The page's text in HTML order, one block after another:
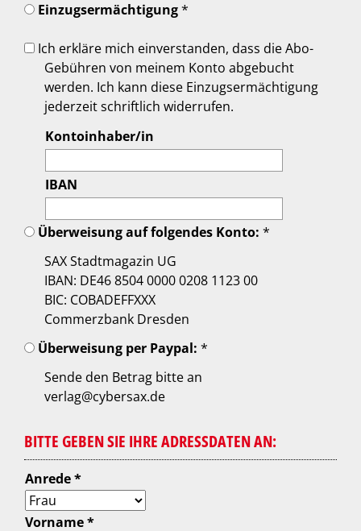
Einzugsermächtigung*
Ich erkläre mich einverstanden, dass die Abo-
Gebühren von meinem Konto abgebucht
werden. Ich kann diese Einzugsermächtigung
jederzeit schriftlich widerrufen.
Kontoinhaber/in
IBAN
Überweisung auf folgendes Konto: *
SAX Stadtmagazin UG
IBAN: DE46 8504 0000 0208 1123 00
BIC: COBADEFFXXX
Commerzbank Dresden
Überweisung per Paypal: *
Sende den Betrag bitte an
verlag@cybersax.de
BITTE GEBEN SIE IHRE ADRESSDATEN AN:
Anrede *
Vorname *